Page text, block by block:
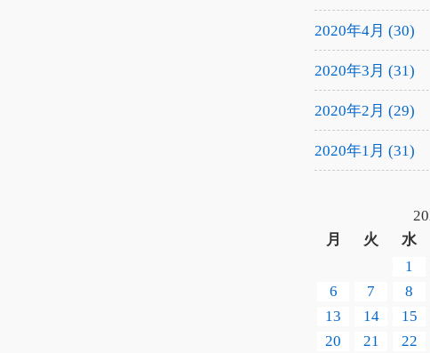
2020年4月 (30)
2020年3月 (31)
2020年2月 (29)
2020年1月 (31)
月
火 水
1
6
7 8
13
14 15
20
21 22